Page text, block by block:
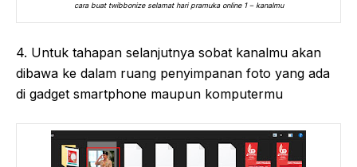
cara buat twibbonize selamat hari pramuka online 1 – kanalmu
4. Untuk tahapan selanjutnya sobat kanalmu akan
dibawa ke dalam ruang penyimpanan foto yang ada
di gadget smartphone maupun komputermu